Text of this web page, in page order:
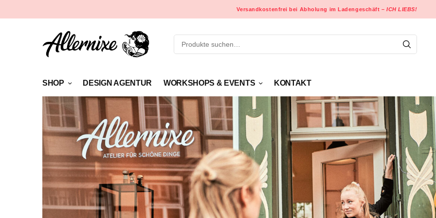
Versandkostenfrei bei Abholung im Ladengeschäft –ICH LIEBS!
SHOP DESIGN AGENTUR WORKSHOPS & EVENTS KONTAKT